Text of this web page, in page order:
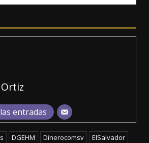
entradas
DGEHM Dinerocomsv
ElSalvador